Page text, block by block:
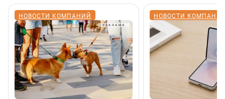
НОВОСТИ КОМПАНИЙ НОВОСТИ